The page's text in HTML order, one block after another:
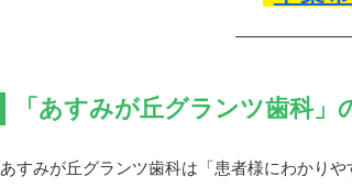
「あすみが丘グランツ歯科」
あすみが丘グランツ歯科は「患者様にわかり